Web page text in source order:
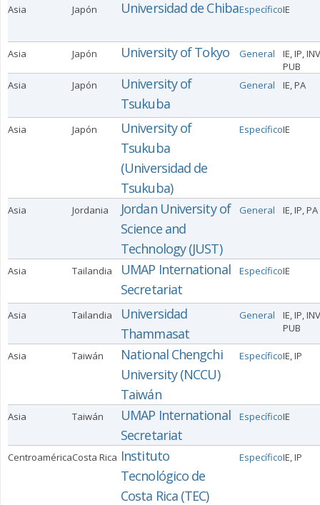
Asia Japón Universidad de ChibaEspecíficoIE
Asia Japón University of Tokyo General
IE, IP,
PUB
Asia
Japón
University of
Tsukuba
General IE, PA
Asia Japón
University of
Tsukuba
(Universidad de
Tsukuba)
EspecíficoIE
Asia Jordania
Jordan University of
Science and
Technology (JUST)
General IE, IP, PA
Asia Tailandia
UMAP International
Secretariat
EspecíficoIE
Asia Tailandia
Universidad
Thammasat
General
IE, IP,
PUB
Asia Taiwán
National Chengchi
University (NCCU)
Taiwán
EspecíficoIE, IP
Asia Taiwán
UMAP International
Secretariat
EspecíficoIE
CentroaméricaCosta Rica Instituto
Tecnológico de
Costa Rica (TEC)
EspecíficoIE, IP